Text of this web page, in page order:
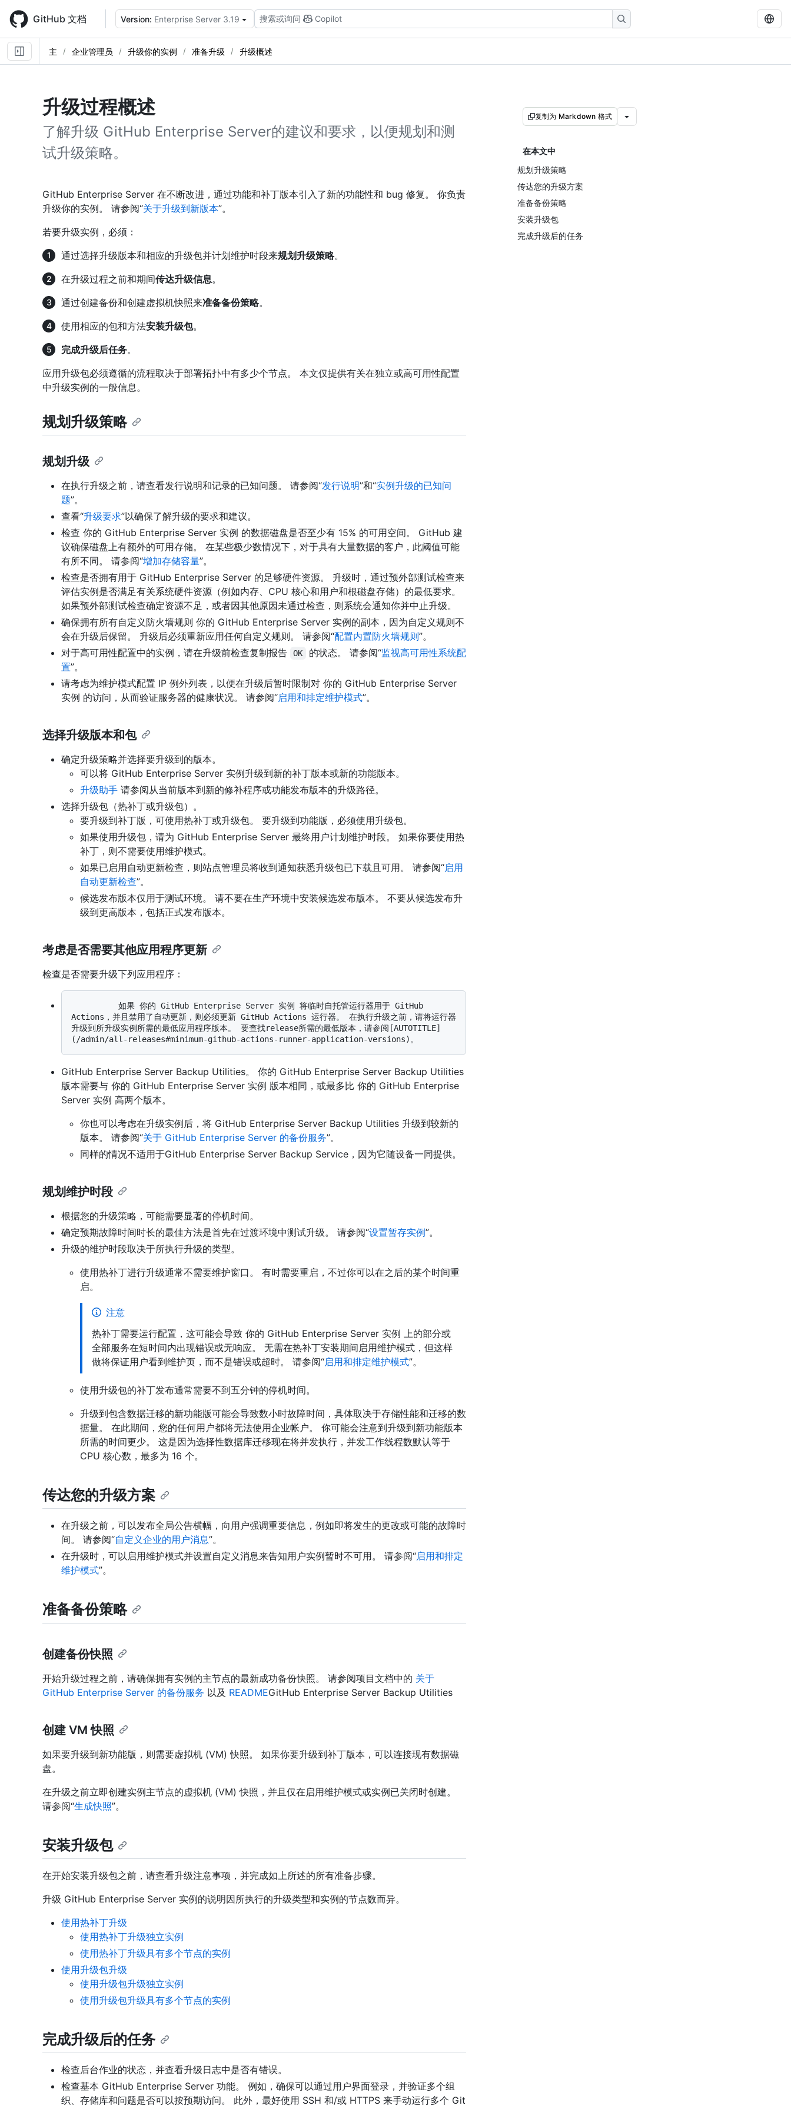
main
content
GitHub 文档 Version: Enterprise Server 3.19 搜索或询问 Copilot
主 企业管理员 升级你的实例 准备升级 升级概述
升级过程概述
了解升级 GitHub Enterprise Server的建议和要求，以便规划和测
试升级策略。
复制为 Markdown 格式
在本文中
规划升级策略
传达您的升级方案
准备备份策略
安装升级包
完成升级后的任务
GitHub Enterprise Server 在不断改进，通过功能和补丁版本引入了新的功能性和 bug 修复。 你负责
升级你的实例。 请参阅“关于升级到新版本”。
若要升级实例，必须：
通过选择升级版本和相应的升级包并计划维护时段来规划升级策略。
在升级过程之前和期间传达升级信息。
通过创建备份和创建虚拟机快照来准备备份策略。
使用相应的包和方法安装升级包。
完成升级后任务。
应用升级包必须遵循的流程取决于部署拓扑中有多少​​个节点。 本文仅提供有关在独立或高可用性配置
中升级实例的一般信息。
规划升级策略
规划升级
在执行升级之前，请查看发行说明和记录的已知问题。 请参阅“发行说明”和“实例升级的已知问
题”。
查看“升级要求”以确保了解升级的要求和建议。
检查 你的 GitHub Enterprise Server 实例 的数据磁盘是否至少有 15% 的可用空间。 GitHub 建
议确保磁盘上有额外的可用存储。 在某些极少数情况下，对于具有大量数据的客户，此阈值可能
有所不同。 请参阅“增加存储容量”。
检查是否拥有用于 GitHub Enterprise Server 的足够硬件资源。 升级时，通过预外部测试检查来
评估实例是否满足有关系统硬件资源（例如内存、CPU 核心和用户和根磁盘存储）的最低要求。
如果预外部测试检查确定资源不足，或者因其他原因未通过检查，则系统会通知你并中止升级。
确保拥有所有自定义防火墙规则 你的 GitHub Enterprise Server 实例的副本，因为自定义规则不
会在升级后保留。 升级后必须重新应用任何自定义规则。 请参阅“配置内置防火墙规则”。
对于高可用性配置中的实例，请在升级前检查复制报告
OK 的状态。 请参阅“监视高可用性系统配
置”。
请考虑为维护模式配置 IP 例外列表，以便在升级后暂时限制对 你的 GitHub Enterprise Server
实例 的访问，从而验证服务器的健康状况。 请参阅“启用和排定维护模式”。
选择升级版本和包
确定升级策略并选择要升级到的版本。
可以将 GitHub Enterprise Server 实例升级到新的补丁版本或新的功能版本。
升级助手 请参阅从当前版本到新的修补程序或功能发布版本的升级路径。
选择升级包（热补丁或升级包）。
要升级到补丁版，可使用热补丁或升级包。 要升级到功能版，必须使用升级包。
如果使用升级包，请为 GitHub Enterprise Server 最终用户计划维护时段。 如果你要使用热
补丁，则不需要使用维护模式。
如果已启用自动更新检查，则站点管理员将收到通知获悉升级包已下载且可用。 请参阅“启用
自动更新检查”。
候选发布版本仅用于测试环境。 请不要在生产环境中安装候选发布版本。 不要从候选发布升
级到更高版本，包括正式发布版本。
考虑是否需要其他应用程序更新
检查是否需要升级下列应用程序：
Actions，并且禁用了自动更新，则必须更新 GitHub Actions 运行器。 在执行升级之前，请将运行器
升级到所升级实例所需的最低应用程序版本。 要查找release所需的最低版本，请参阅[AUTOTITLE]
GitHub Enterprise Server Backup Utilities。 你的 GitHub Enterprise Server Backup Utilities
版本需要与 你的 GitHub Enterprise Server 实例 版本相同，或最多比 你的 GitHub Enterprise
Server 实例 高两个版本。
你也可以考虑在升级实例后，将 GitHub Enterprise Server Backup Utilities 升级到较新的
版本。 请参阅“关于 GitHub Enterprise Server 的备份服务”。
同样的情况不适用于GitHub Enterprise Server Backup Service，因为它随设备一同提供。
规划维护时段
根据您的升级策略，可能需要显著的停机时间。
确定预期故障时间时长的最佳方法是首先在过渡环境中测试升级。 请参阅“设置暂存实例”。
升级的维护时段取决于所执行升级的类型。
使用热补丁进行升级通常不需要维护窗口。 有时需要重启，不过你可以在之后的某个时间重
启。
注意
热补丁需要运行配置，这可能会导致 你的 GitHub Enterprise Server 实例 上的部分或
全部服务在短时间内出现错误或无响应。 无需在热补丁安装期间启用维护模式，但这样
做将保证用户看到维护页，而不是错误或超时。 请参阅“启用和排定维护模式”。
使用升级包的补丁发布通常需要不到五分钟的停机时间。
升级到包含数据迁移的新功能版可能会导致数小时故障时间，具体取决于存储性能和迁移的数
据量。 在此期间，您的任何用户都将无法使用企业帐户。 你可能会注意到升级到新功能版本
所需的时间更少。 这是因为选择性数据库迁移现在将并发执行，并发工作线程数默认等于
CPU 核心数，最多为 16 个。
传达您的升级方案
在升级之前，可以发布全局公告横幅，向用户强调重要信息，例如即将发生的更改或可能的故障时
间。 请参阅“自定义企业的用户消息”。
在升级时，可以启用维护模式并设置自定义消息来告知用户实例暂时不可用。 请参阅“启用和排定
维护模式”。
准备备份策略
创建备份快照
开始升级过程之前，请确保拥有实例的主节点的最新成功备份快照。 请参阅项目文档中的 关于
GitHub Enterprise Server 的备份服务 以及 READMEGitHub Enterprise Server Backup Utilities
创建 VM 快照
如果要升级到新功能版，则需要虚拟机 (VM) 快照。 如果你要升级到补丁版本，可以连接现有数据磁
盘。
在升级之前立即创建实例主节点的虚拟机 (VM) 快照，并且仅在启用维护模式或实例已关闭时创建。
请参阅“生成快照”。
安装升级包
在开始安装升级包之前，请查看升级注意事项，并完成如上所述的所有准备步骤。
升级 GitHub Enterprise Server 实例的说明因所执行的升级类型和实例的节点数而异。
使用热补丁升级
使用热补丁升级独立实例
使用热补丁升级具有多个节点的实例
使用升级包升级
使用升级包升级独立实例
使用升级包升级具有多个节点的实例
完成升级后的任务
检查后台作业的状态，并查看升级日志中是否有错误。
检查基本 GitHub Enterprise Server 功能。 例如，确保可以通过用户界面登录，并验证多个组
织、存储库和问题是否可以按预期访问。 此外，最好使用 SSH 和/或 HTTPS 来手动运行多个 Git